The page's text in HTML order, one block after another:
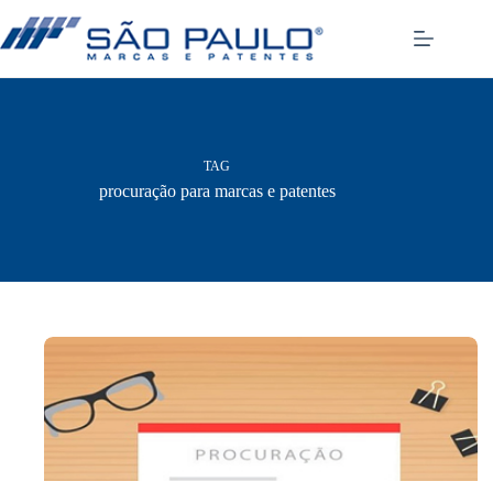
para
o
TAG
procuração para marcas e patentes